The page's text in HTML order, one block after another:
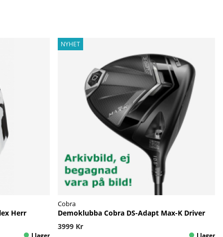
Herr
NYHET
Cobra
Demoklubba Cobra DS-Adapt Max-K Driver
3999 Kr